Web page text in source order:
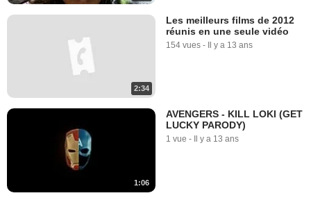
2:34
Les meilleurs films de 2012
réunis en une seule vidéo
154 vues - Il y a 13 ans
1:06
AVENGERS - KILL LOKI (GET
LUCKY PARODY)
1 vue - Il y a 13 ans